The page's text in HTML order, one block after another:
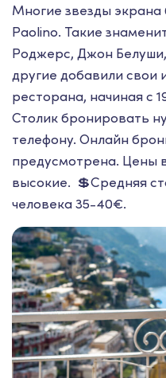
Многие звезды
Paolino. Такие
Роджерс, Джон
другие добавили свои
ресторана, начиная с
Столик бронировать
телефону. Онлайн
предусмотрена. Цены
высокие. 💲Средняя
человека 35-40€.